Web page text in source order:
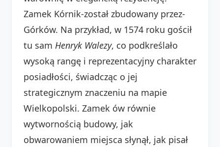
Zamek Kórnik-został zbudowany przez-
Górków. Na przykład, w 1574 roku gościł
tu sam Henryk Walezy, co podkreślało
wysoką rangę i reprezentacyjny charakter
posiadłości, świadcząc o jej
strategicznym znaczeniu na mapie
Wielkopolski. Zamek ów równie
wytwornością budowy, jak
obwarowaniem miejsca słynął, jak pisał